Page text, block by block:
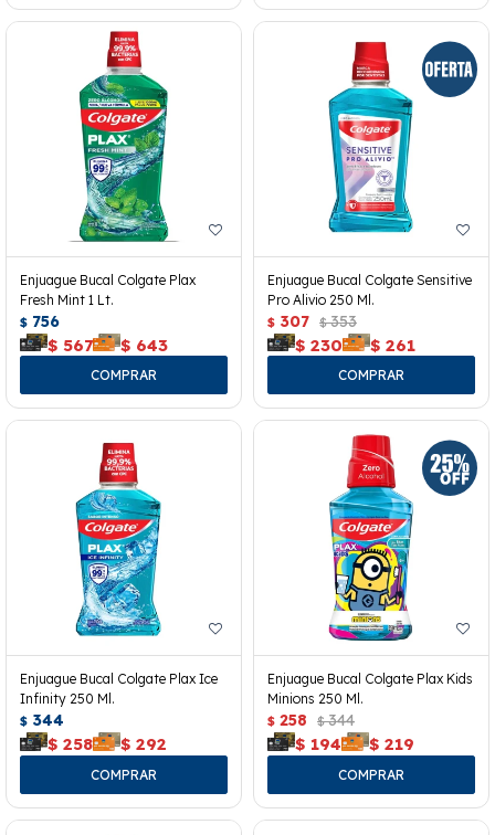
Enjuague Bucal Colgate Plax
Fresh Mint 1 Lt.
$ 756
$ 567 $ 643
Enjuague Bucal Colgate Sensitive
Pro Alivio 250 Ml.
$ 307 $ 353
$ 230 $ 261
Enjuague Bucal Colgate Plax Ice
Infinity 250 Ml.
$ 344
$ 258 $ 292
Enjuague Bucal Colgate Plax Kids
Minions 250 Ml.
$ 258 $ 344
$ 194 $ 219